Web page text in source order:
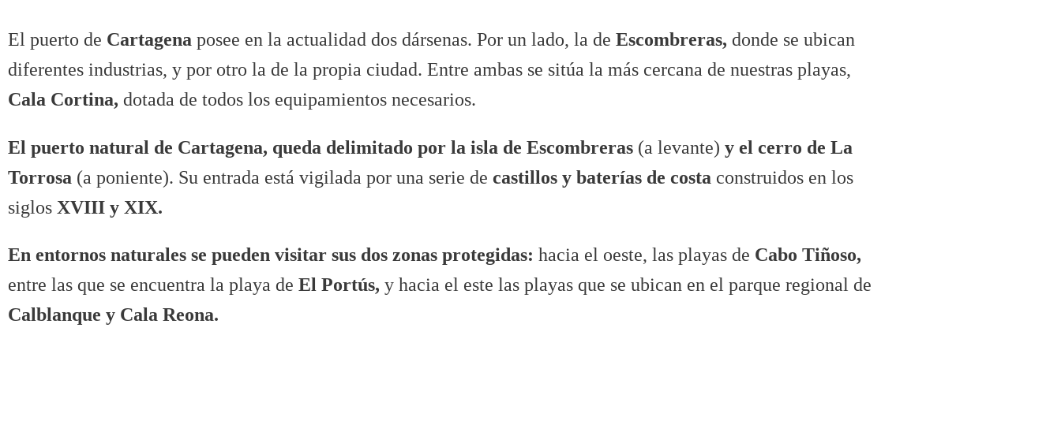
El puerto de Cartagena posee en la actualidad dos dársenas. Por un lado, la de Escombreras, donde se ubican
diferentes industrias, y por otro la de la propia ciudad. Entre ambas se sitúa la más cercana de nuestras playas,
Cala Cortina, dotada de todos los equipamientos necesarios.
El puerto natural de Cartagena, queda delimitado por la isla de Escombreras (a levante) y el cerro de La
Torrosa (a poniente). Su entrada está vigilada por una serie de castillos y baterías de costa construidos en los
siglos XVIII y XIX.
En entornos naturales se pueden visitar sus dos zonas protegidas: hacia el oeste, las playas de Cabo Tiñoso,
entre las que se encuentra la playa de El Portús, y hacia el este las playas que se ubican en el parque regional de
Calblanque y Cala Reona.